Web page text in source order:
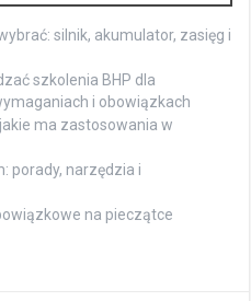
silnik, akumulator, zasięg i
szkolenia BHP dla
i obowiązkach
ma zastosowania w
porady, narzędzia i
na pieczątce